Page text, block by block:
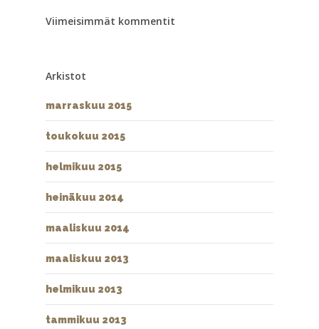
Viimeisimmät kommentit
Arkistot
marraskuu 2015
toukokuu 2015
helmikuu 2015
heinäkuu 2014
maaliskuu 2014
maaliskuu 2013
helmikuu 2013
tammikuu 2013